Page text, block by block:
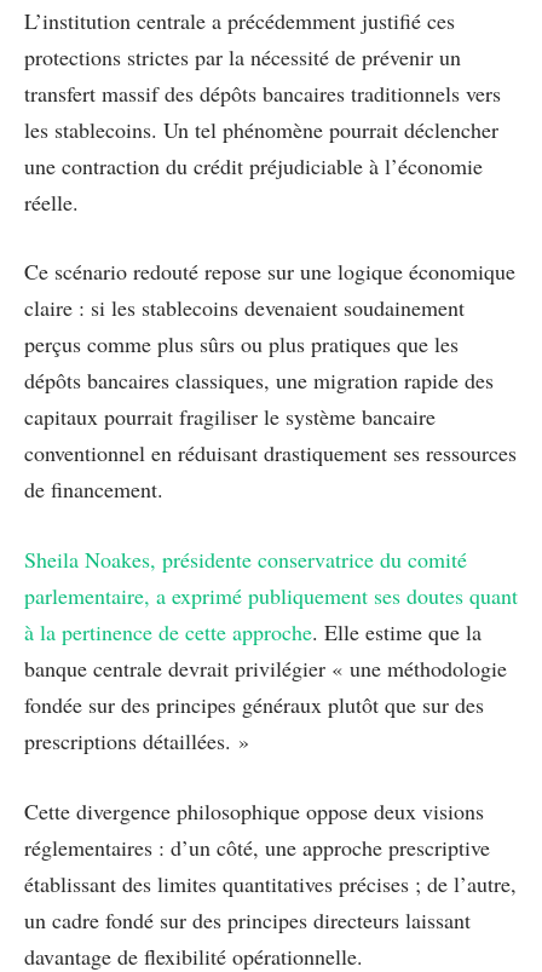
L’institution centrale a précédemment justifié ces
protections strictes par la nécessité de prévenir un
transfert massif des dépôts bancaires traditionnels vers
les stablecoins. Un tel phénomène pourrait déclencher
une contraction du crédit préjudiciable à l’économie
réelle.
Ce scénario redouté repose sur une logique économique
claire : si les stablecoins devenaient soudainement
perçus comme plus sûrs ou plus pratiques que les
dépôts bancaires classiques, une migration rapide des
capitaux pourrait fragiliser le système bancaire
conventionnel en réduisant drastiquement ses ressources
de financement.
Sheila Noakes, présidente conservatrice du comité
parlementaire, a exprimé publiquement ses doutes quant
à la pertinence de cette approche. Elle estime que la
banque centrale devrait privilégier « une méthodologie
fondée sur des principes généraux plutôt que sur des
prescriptions détaillées. »
Cette divergence philosophique oppose deux visions
réglementaires : d’un côté, une approche prescriptive
établissant des limites quantitatives précises ; de l’autre,
un cadre fondé sur des principes directeurs laissant
davantage de flexibilité opérationnelle.